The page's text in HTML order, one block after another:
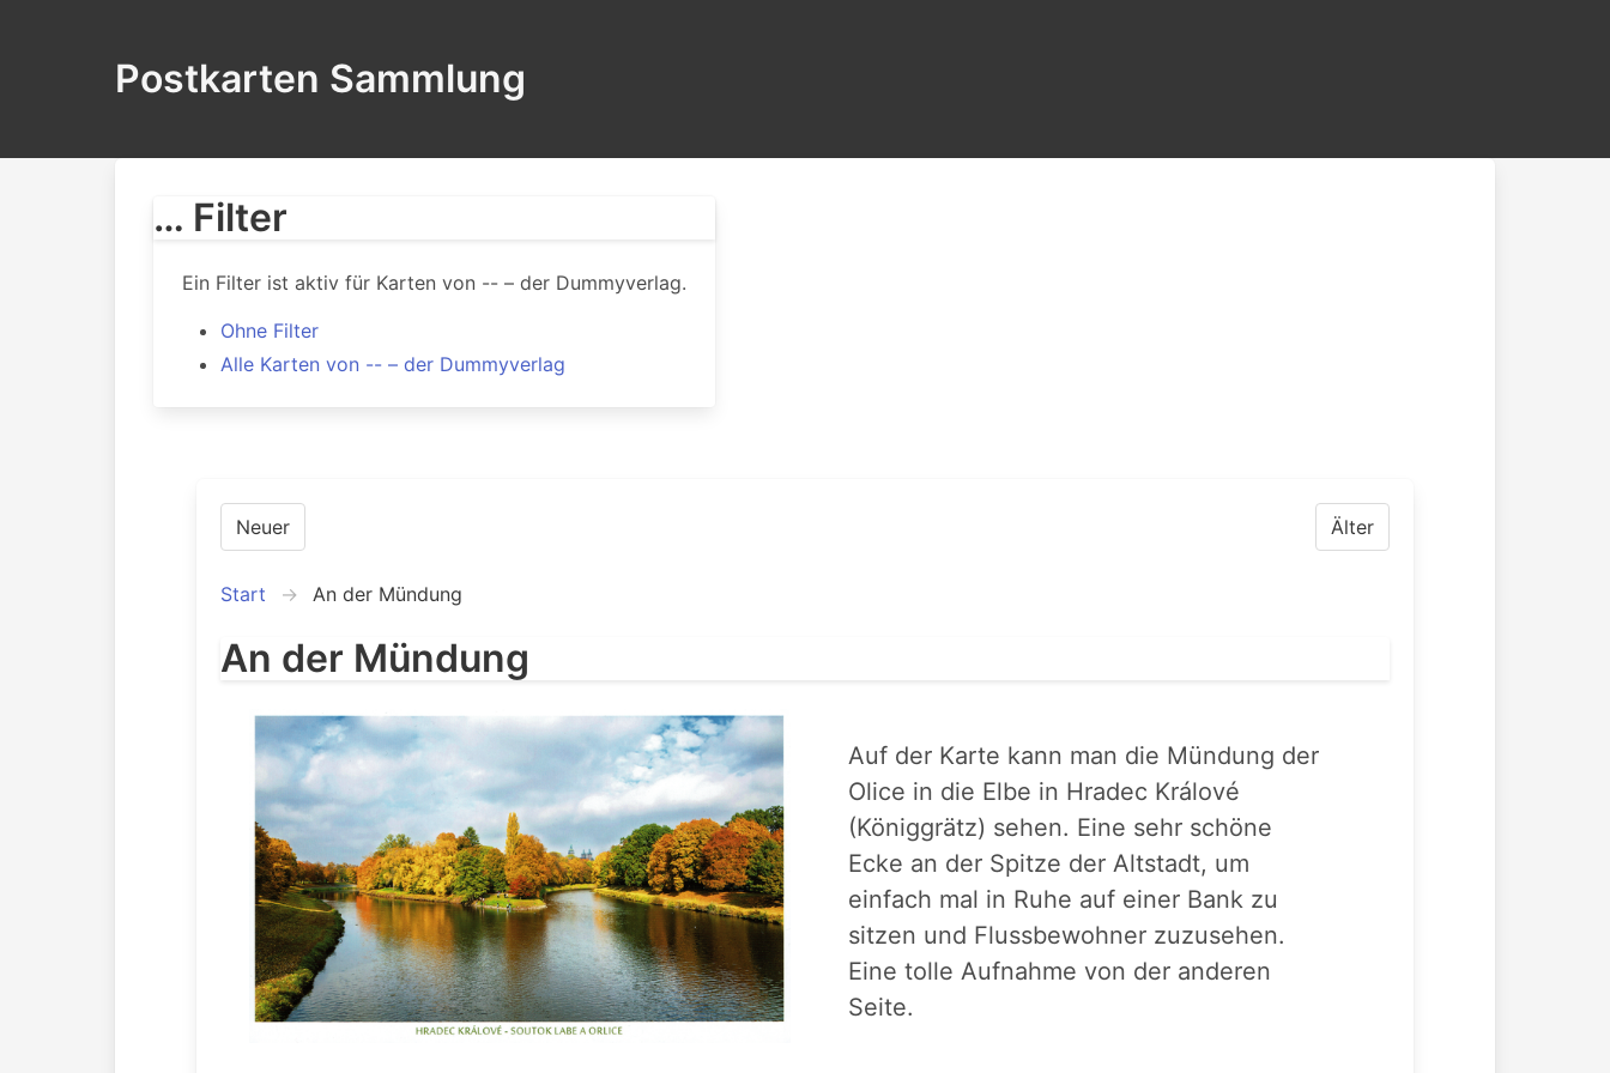
Postkarten Sammlung
… Filter
Ein Filter ist aktiv für Karten von -- – der Dummyverlag.
Ohne Filter
Alle Karten von -- – der Dummyverlag
Neuer Älter
Start An der Mündung
An der Mündung
Auf der Karte kann man die Mündung der
Olice in die Elbe in Hradec Králové
(Königgrätz) sehen. Eine sehr schöne
Ecke an der Spitze der Altstadt, um
einfach mal in Ruhe auf einer Bank zu
sitzen und Flussbewohner zuzusehen.
Eine tolle Aufnahme von der anderen
Seite.